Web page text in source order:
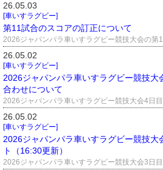
26.05.03
[車いすラグビー]
第11試合のスコアの訂正について
26.05.02
[車いすラグビー]
2026ジャパンパラ車いすラグビー競技
合わせについて
26.05.02
[車いすラグビー]
2026ジャパンパラ車いすラグビー競技
ト（16:30更新）